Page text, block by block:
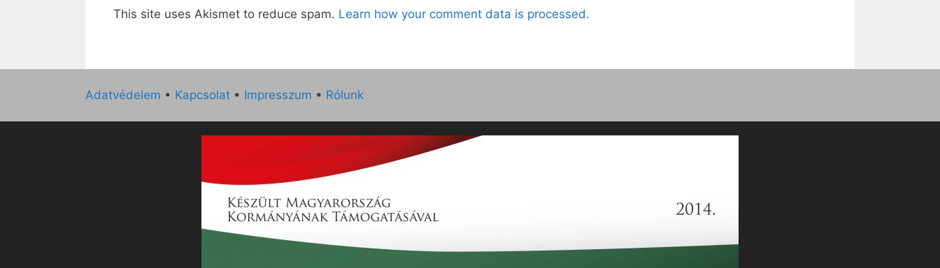
This site uses Akismet to reduce spam. Learn how your comment data is processed.
Adatvédelem • Kapcsolat • Impresszum • Rólunk